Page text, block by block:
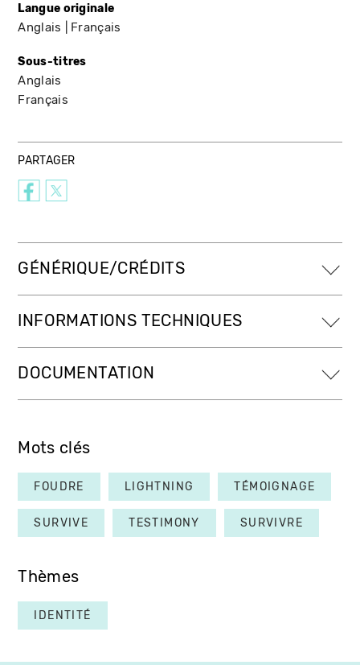
Langue originale
Anglais Français
Sous-titres
Anglais
Français
PARTAGER
GÉNÉRIQUE/CRÉDITS
INFORMATIONS TECHNIQUES
DOCUMENTATION
Mots clés
FOUDRE LIGHTNING TÉMOIGNAGE
SURVIVE TESTIMONY SURVIVRE
Thèmes
IDENTITÉ